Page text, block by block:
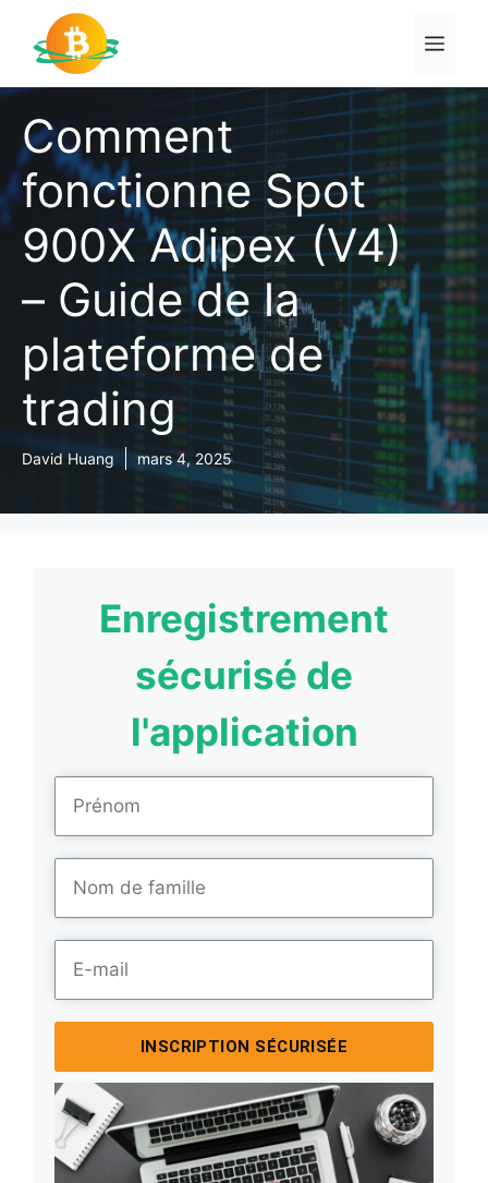
contenu
Comment
fonctionne Spot
900X Adipex (V4)
– Guide de la
plateforme de
trading
David Huang mars 4, 2025
Enregistrement
sécurisé de
l'application
INSCRIPTION SÉCURISÉE